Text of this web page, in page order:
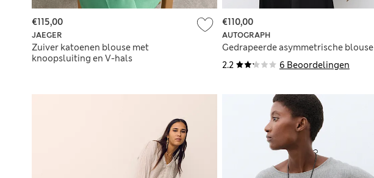
JAEGER
Zuiver katoenen blouse met
knoopsluiting en V-hals
€115,00
2.2 6 Beoordelingen
AUTOGRAPH
Gedrapeerde asymmetrische blouse
€110,00